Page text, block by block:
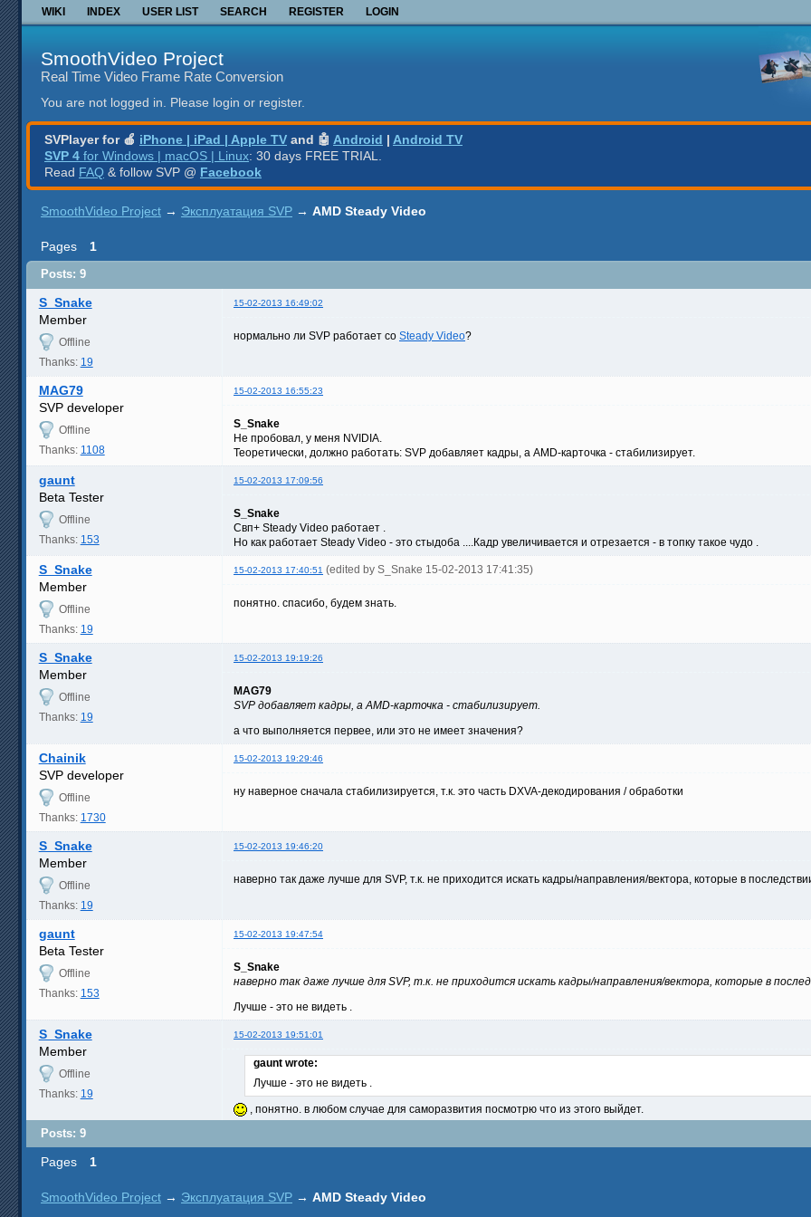
WIKI INDEX USER LIST SEARCH REGISTER LOGIN
SmoothVideo Project
Real Time Video Frame Rate Conversion
You are not logged in. Please login or register.
SVPlayer for 🍎 iPhone | iPad | Apple TV and 🤖 Android | Android TV
SVP 4 for Windows | macOS | Linux: 30 days FREE TRIAL.
Read FAQ & follow SVP @ Facebook
SmoothVideo Project → Эксплуатация SVP → AMD Steady Video
Pages 1
Posts: 9
S_Snake 15-02-2013 16:49:02
Member
Offline
Thanks: 19
нормально ли SVP работает со Steady Video?
MAG79 15-02-2013 16:55:23
SVP developer
Offline
Thanks: 1108
S_Snake
Не пробовал, у меня NVIDIA.
Теоретически, должно работать: SVP добавляет кадры, а AMD-карточка - стабилизирует.
gaunt 15-02-2013 17:09:56
Beta Tester
Offline
Thanks: 153
S_Snake
Свп+ Steady Video работает .
Но как работает Steady Video - это стыдоба ....Кадр увеличивается и отрезается - в топку такое чудо .
S_Snake 15-02-2013 17:40:51 (edited by S_Snake 15-02-2013 17:41:35)
Member
Offline
Thanks: 19
понятно. спасибо, будем знать.
S_Snake 15-02-2013 19:19:26
Member
Offline
Thanks: 19
MAG79
SVP добавляет кадры, а AMD-карточка - стабилизирует.
а что выполняется первее, или это не имеет значения?
Chainik 15-02-2013 19:29:46
SVP developer
Offline
Thanks: 1730
ну наверное сначала стабилизируется, т.к. это часть DXVA-декодирования / обработки
S_Snake 15-02-2013 19:46:20
Member
Offline
Thanks: 19
наверно так даже лучше для SVP, т.к. не приходится искать кадры/направления/вектора, которые в
gaunt 15-02-2013 19:47:54
Beta Tester
Offline
Thanks: 153
S_Snake
наверно так даже лучше для SVP, т.к. не приходится искать кадры/направления/вектора, которые в
Лучше - это не видеть .
S_Snake 15-02-2013 19:51:01
Member
Offline
Thanks: 19
gaunt wrote:
Лучше - это не видеть .
, понятно. в любом случае для саморазвития посмотрю что из этого выйдет.
Posts: 9
Pages 1
SmoothVideo Project → Эксплуатация SVP → AMD Steady Video